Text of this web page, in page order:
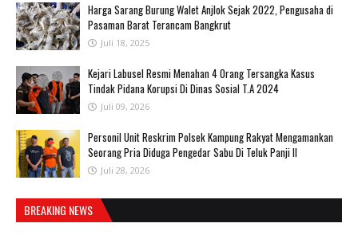
Harga Sarang Burung Walet Anjlok Sejak 2022, Pengusaha di
Pasaman Barat Terancam Bangkrut
Juli 18, 2025
‎Kejari Labusel Resmi Menahan 4 Orang Tersangka Kasus
Tindak Pidana Korupsi Di Dinas Sosial T.A 2024
Juli 09, 2026
Personil Unit Reskrim Polsek Kampung Rakyat Mengamankan
Seorang Pria Diduga Pengedar Sabu Di Teluk Panji II
Juli 28, 2026
BREAKING NEWS